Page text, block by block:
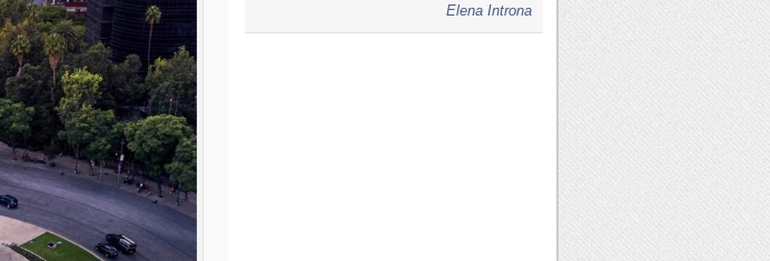
Elena Introna